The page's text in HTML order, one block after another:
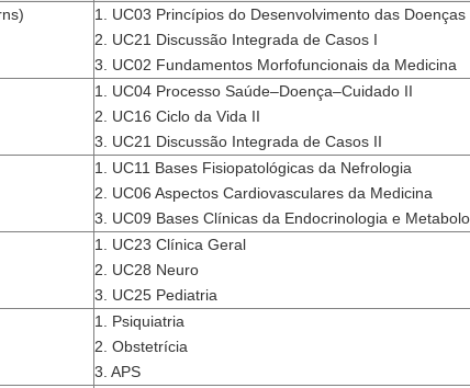
1. UC03 Princípios do Desenvolvimento das Doenças
2. UC21 Discussão Integrada de Casos I
3. UC02 Fundamentos Morfofuncionais da Medicina
1. UC04 Processo Saúde–Doença–Cuidado II
2. UC16 Ciclo da Vida II
3. UC21 Discussão Integrada de Casos II
1. UC11 Bases Fisiopatológicas da Nefrologia
2. UC06 Aspectos Cardiovasculares da Medicina
3. UC09 Bases Clínicas da Endocrinologia e
1. UC23 Clínica Geral
2. UC28 Neuro
3. UC25 Pediatria
1. Psiquiatria
2. Obstetrícia
3. APS